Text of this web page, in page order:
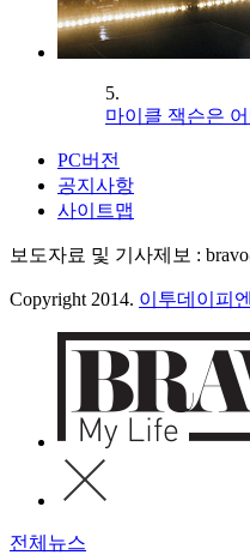
5.
마이클 잭슨은
PC버전
공지사항
사이트맵
보도자료 및 기사제보 :
Copyright 2014. 이투데이피
전체뉴스